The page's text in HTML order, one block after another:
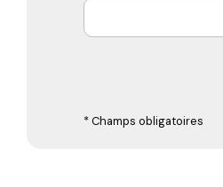
* Champs obligatoires